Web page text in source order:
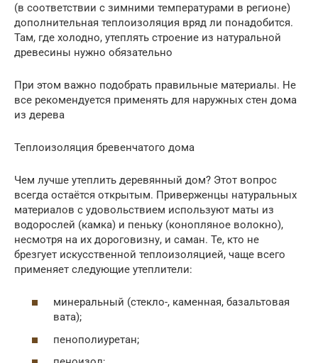
(в соответствии с зимними температурами в регионе)
дополнительная теплоизоляция вряд ли понадобится.
Там, где холодно, утеплять строение из натуральной
древесины нужно обязательно
При этом важно подобрать правильные материалы. Не
все рекомендуется применять для наружных стен дома
из дерева
Теплоизоляция бревенчатого дома
Чем лучше утеплить деревянный дом? Этот вопрос
всегда остаётся открытым. Приверженцы натуральных
материалов с удовольствием используют маты из
водорослей (камка) и пеньку (конопляное волокно),
несмотря на их дороговизну, и саман. Те, кто не
брезгует искусственной теплоизоляцией, чаще всего
применяет следующие утеплители:
минеральный (стекло-, каменная, базальтовая
вата);
пенополиуретан;